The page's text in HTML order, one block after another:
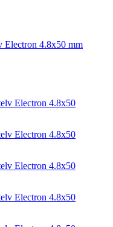
4.8x50 mm